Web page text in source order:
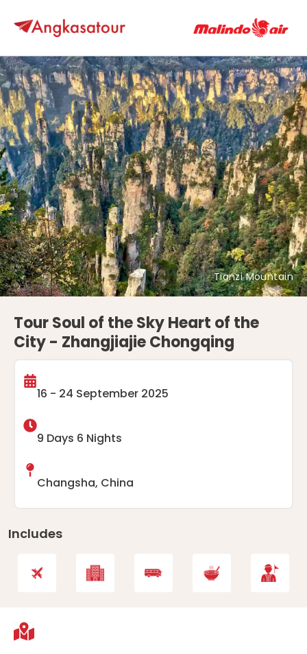
Tianzi Mountain
Tour Soul of the Sky Heart of the
City - Zhangjiajie Chongqing
16 - 24 September 2025
9 Days 6 Nights
Changsha, China
Includes